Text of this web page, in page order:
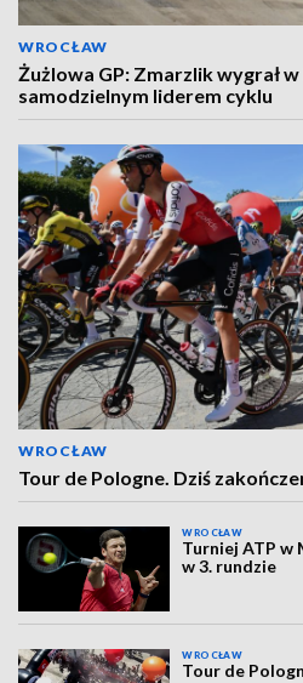
WROCŁAW
Żużlowa GP: Zmarzlik wygrał w
samodzielnym liderem cyklu
WROCŁAW
Tour de Pologne. Dziś
WROCŁAW
Turniej ATP w
w 3. rundzie
WROCŁAW
Tour de